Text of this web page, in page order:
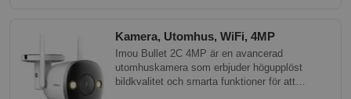
Kamera, Utomhus, WiFi, 4MP
Imou Bullet 2C 4MP är en avancerad
utomhuskamera som erbjuder högupplöst
bildkvalitet och smarta funktioner för att